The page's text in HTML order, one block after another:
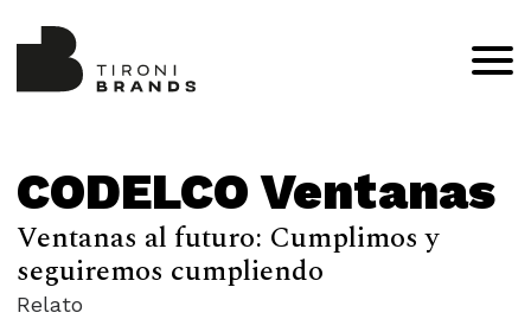
CODELCO Ventanas
Ventanas al futuro: Cumplimos y
seguiremos cumpliendo
Relato